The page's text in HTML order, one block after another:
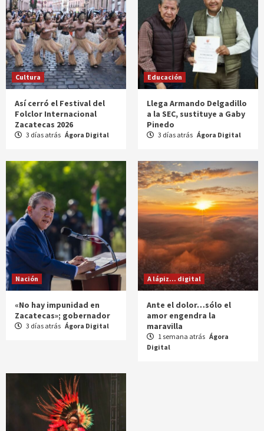
Cultura
Así cerró el Festival del
Folclor Internacional
Zacatecas 2026
3 días atrás Ágora Digital
Educación
Llega Armando Delgadillo
a la SEC, sustituye a Gaby
Pinedo
3 días atrás Ágora Digital
Nación
«No hay impunidad en
Zacatecas»; gobernador
3 días atrás Ágora Digital
A lápiz... digital
Ante el dolor…sólo el
amor engendra la
maravilla
1 semana atrás Ágora
Digital